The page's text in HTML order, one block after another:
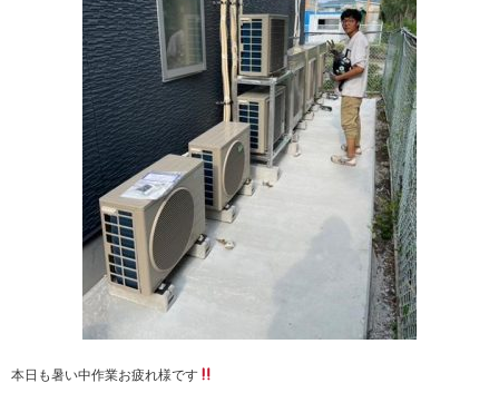
本日も暑い中作業お疲れ様です